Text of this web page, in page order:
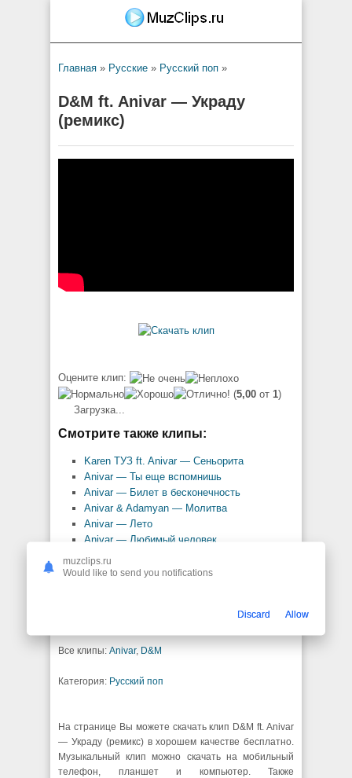
Главная » Русские » Русский поп »
D&M ft. Anivar — Украду
(ремикс)
Оцените клип:
(5,00 от 1)
Загрузка...
Смотрите также клипы:
Karen ТУЗ ft. Anivar — Сеньорита
Anivar — Ты еще вспомнишь
Anivar — Билет в бесконечность
Anivar & Adamyan — Молитва
Anivar — Лето
Anivar — Любимый человек
Anivar — Нечего скрывать
Anivar — Высоко
Все клипы: Anivar, D&M
Категория: Русский поп
На странице Вы можете скачать клип D&M ft. Anivar
— Украду (ремикс) в хорошем качестве бесплатно.
Музыкальный клип можно скачать на мобильный
телефон, планшет и компьютер. Также
muzclips.ru
Would like to send you notifications
Discard Allow